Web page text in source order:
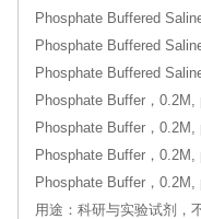
Phosphate Buffered
Phosphate Buffered
Phosphate Buffered
Phosphate Buffer，0.2M,
Phosphate Buffer，0.2M,
Phosphate Buffer，0.2M,
Phosphate Buffer，0.2M,
用途：科研与实验试剂，